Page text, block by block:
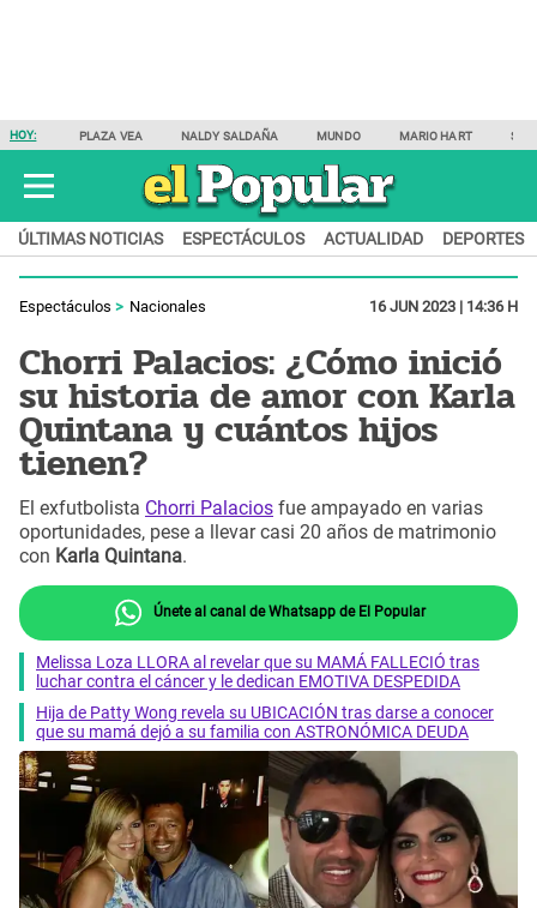
HOY: PLAZA VEA NALDY SALDAÑA MUNDO MARIO HART
ÚLTIMAS NOTICIAS ESPECTÁCULOS ACTUALIDAD DEPORTES
Espectáculos Nacionales 16 JUN 2023 | 14:36 H
Chorri Palacios: ¿Cómo inició
su historia de amor con Karla
Quintana y cuántos hijos
tienen?
El exfutbolista Chorri Palacios fue ampayado en varias
oportunidades, pese a llevar casi 20 años de matrimonio
con Karla Quintana.
Únete al canal de Whatsapp de El Popular
Melissa Loza LLORA al revelar que su MAMÁ FALLECIÓ tras
luchar contra el cáncer y le dedican EMOTIVA DESPEDIDA
Hija de Patty Wong revela su UBICACIÓN tras darse a conocer
que su mamá dejó a su familia con ASTRONÓMICA DEUDA